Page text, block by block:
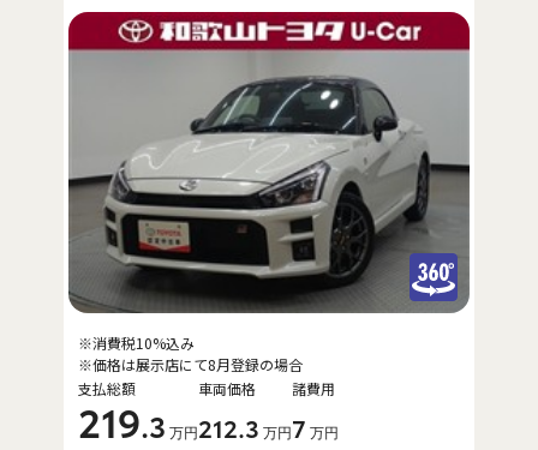
支払総額
219.3 万円
車両価格
212.3 万円
諸費用
7 万円
※消費税10%込み
※価格は展示店にて8月登録の場合